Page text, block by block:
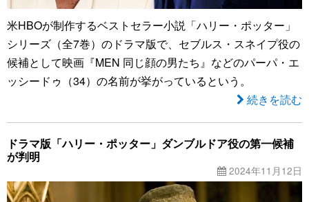
米HBOが制作するベストセラー小説「ハリー・ポッター」
シリーズ（全7巻）のドラマ版で、セブルス・スネイプ役の
候補として映画『MEN 同じ顔の男たち』などのパーパ・エ
ッシードゥ（34）の名前が挙がっているという。
続きを読む
ドラマ版「ハリー・ポッター」ダンブルドア役の第一候補
が判明
2024年11月12日